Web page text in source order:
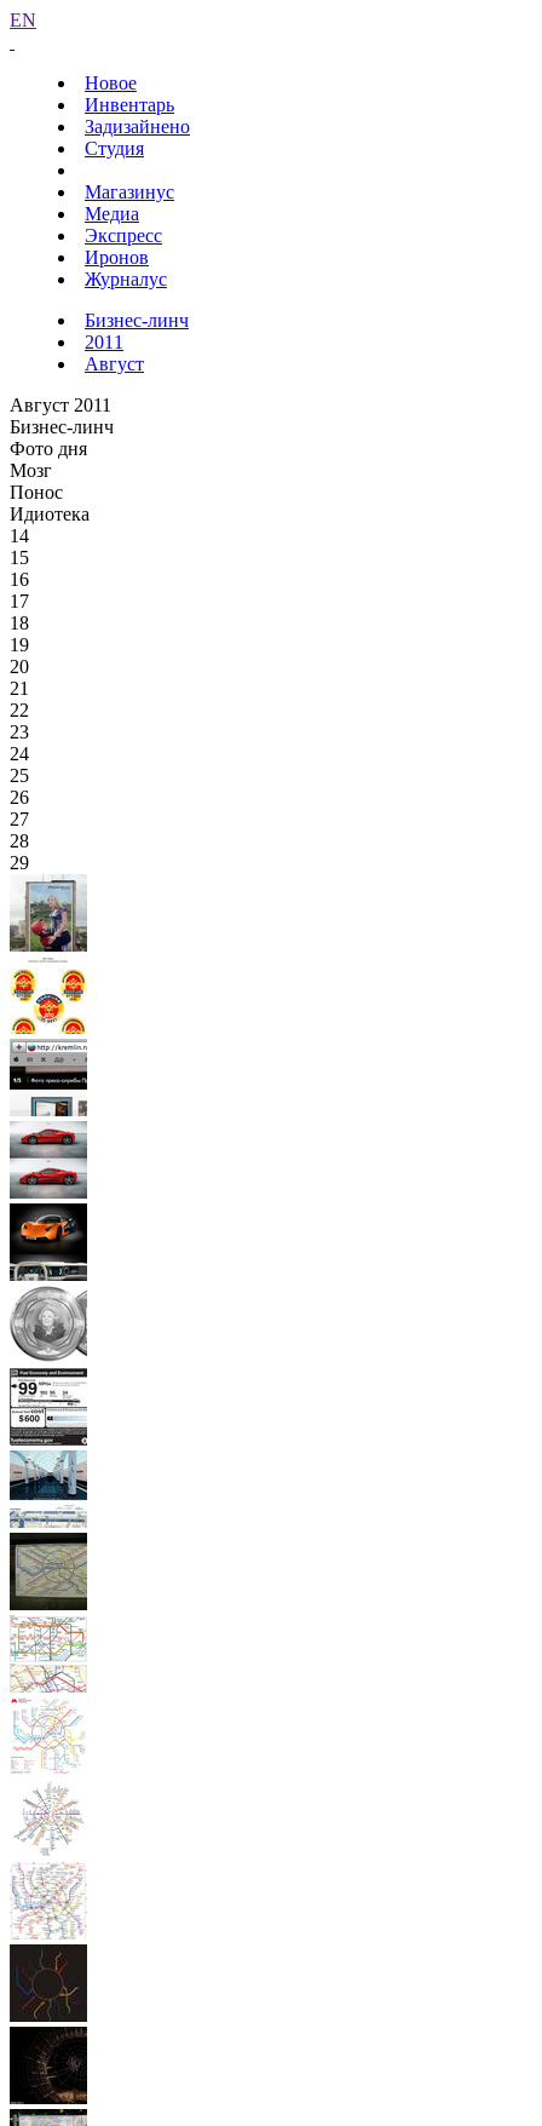
EN
Новое
Инвентарь
Задизайнено
Студия
Магазинус
Медиа
Экспресс
Иронов
Журналус
Бизнес-линч
2011
Август
Август 2011
Бизнес-линч
Фото дня
Мозг
Понос
Идиотека
14
15
16
17
18
19
20
21
22
23
24
25
26
27
28
29